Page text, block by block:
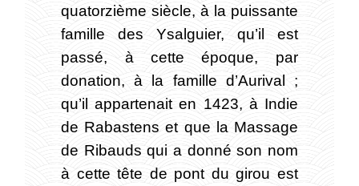
quatorzième siècle, à la puissante
famille des Ysalguier, qu’il est
passé, à cette époque, par
donation, à la famille d’Aurival ;
qu’il appartenait en 1423, à Indie
de Rabastens et que la Massage
de Ribauds qui a donné son nom
à cette tête de pont du girou est